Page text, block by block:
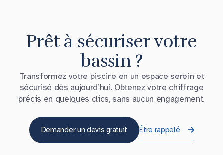
Prêt à sécuriser votre
bassin ?
Transformez votre piscine en un espace serein et
sécurisé dès aujourd’hui. Obtenez votre chiffrage
précis en quelques clics, sans aucun engagement.
Demander un devis gratuit Être rappelé